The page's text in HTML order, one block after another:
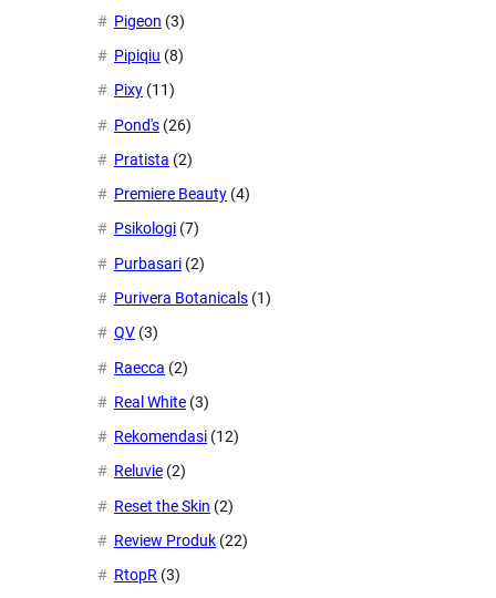
Pigeon (3)
Pipiqiu (8)
Pixy (11)
Pond's (26)
Pratista (2)
Premiere Beauty (4)
Psikologi (7)
Purbasari (2)
Purivera Botanicals (1)
QV (3)
Raecca (2)
Real White (3)
Rekomendasi (12)
Reluvie (2)
Reset the Skin (2)
Review Produk (22)
RtopR (3)